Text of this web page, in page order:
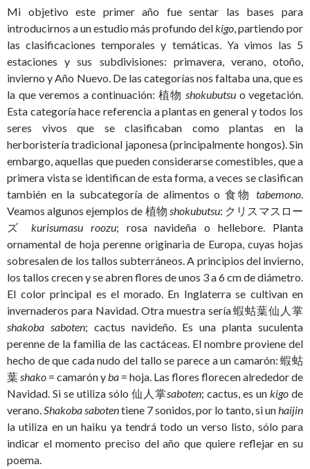
Mi objetivo este primer año fue sentar las bases para
introducirnos a un estudio más profundo delkigo, partiendo por
las clasificaciones temporales y temáticas. Ya vimos las 5
estaciones y sus subdivisiones: primavera, verano, otoño,
invierno y Año Nuevo. De las categorías nos faltaba una, que es
la que veremos a continuación: 植物 shokubutsu o vegetación.
Esta categoría hace referencia a plantas en general y todos los
seres vivos que se clasificaban como plantas en la
herboristería tradicional japonesa (principalmente hongos). Sin
embargo, aquellas que pueden considerarse comestibles, que a
primera vista se identifican de esta forma, a veces se clasifican
también en la subcategoría de alimentos o 食物 tabemono.
Veamos algunos ejemplos de 植物 shokubutsu: クリスマスロー
ズ kurisumasu roozu; rosa navideña o hellebore. Planta
ornamental de hoja perenne originaria de Europa, cuyas hojas
sobresalen de los tallos subterráneos. A principios del invierno,
los tallos crecen y se abren flores de unos 3 a 6 cm de diámetro.
El color principal es el morado. En Inglaterra se cultivan en
invernaderos para Navidad. Otra muestra sería 蝦蛄葉仙人掌
shakoba saboten; cactus navideño. Es una planta suculenta
perenne de la familia de las cactáceas. El nombre proviene del
hecho de que cada nudo del tallo se parece a un camarón: 蝦蛄
葉shako = camarón yba = hoja. Las flores florecen alrededor de
Navidad. Si se utiliza sólo 仙人掌saboten; cactus, es un kigo de
verano.Shakoba sabotentiene 7 sonidos, por lo tanto, si unhaijin
la utiliza en un haiku ya tendrá todo un verso listo, sólo para
indicar el momento preciso del año que quiere reflejar en su
poema.